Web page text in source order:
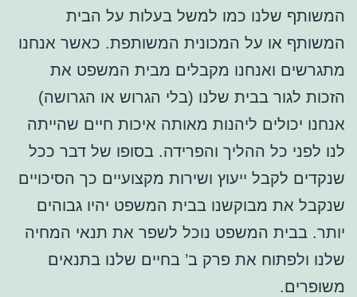
המשותף שלנו כמו למשל בעלות על הבית
המשותף או על המכונית המשותפת. כאשר אנחנו
מתגרשים ואנחנו מקבלים מבית המשפט את
הזכות לגור בבית שלנו (בלי הגרוש או הגרושה)
אנחנו יכולים ליהנות מאותה איכות חיים שהייתה
לנו לפני כל ההליך והפרידה. בסופו של דבר ככל
שנקדים לקבל ייעוץ ושירות מקצועיים כך הסיכויים
שנקבל את מבוקשנו בבית המשפט יהיו גבוהים
יותר. בבית המשפט נוכל לשפר את תנאי המחיה
שלנו ולפתוח את פרק ב’ בחיים שלנו בתנאים
משופרים.